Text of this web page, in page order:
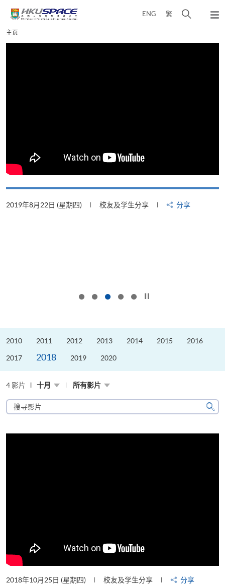
content
ENG 繁
弹
Main
content
主页
2019年8月22日 (星期四) 校友及学生分享 分享
2010 2011 2012 2013 2014 2015 2016
2017 2018 2019 2020
4 影片 十月 所有影片
搜
寻
片
搜
2018年10月25日 (星期四) 校友及学生分享 分享